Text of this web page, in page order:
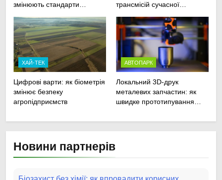
змінюють стандарти
сільськогосподарської
техніки
трансмісій сучасної
ХАЙ-ТЕК
Цифрові варти: як біометрія
змінює безпеку
агропідприємств
АВТОПАРК
Локальний 3D-друк
металевих запчастин: як
швидке прототипування
Новини партнерів